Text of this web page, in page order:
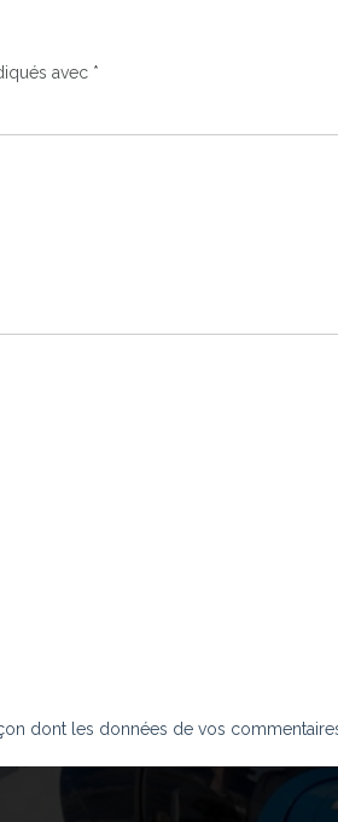
avec *
dont les données de vos